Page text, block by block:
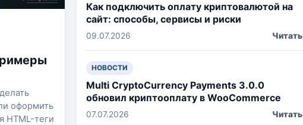
оформить
HTML-теги
Как подключить оплату криптовалютой на
сайт: способы, сервисы и риски
09.07.2026 Читать
НОВОСТИ
Multi CryptoCurrency Payments 3.0.0
обновил криптооплату в WooCommerce
07.07.2026 Читать